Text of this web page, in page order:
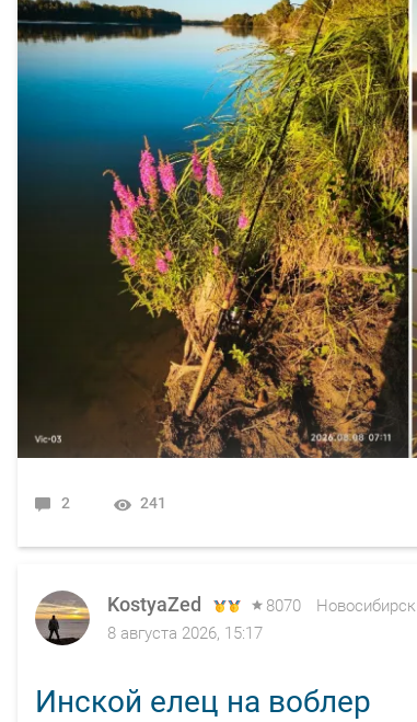
2 241
KostyaZed 8070
Новосибирск
8 августа 2026, 15:17
Инской елец на воблер